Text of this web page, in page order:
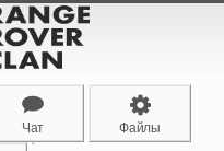
Чат Файлы